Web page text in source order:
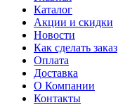
Каталог
Акции и скидки
Новости
Как сделать заказ
Оплата
Доставка
О Компании
Контакты